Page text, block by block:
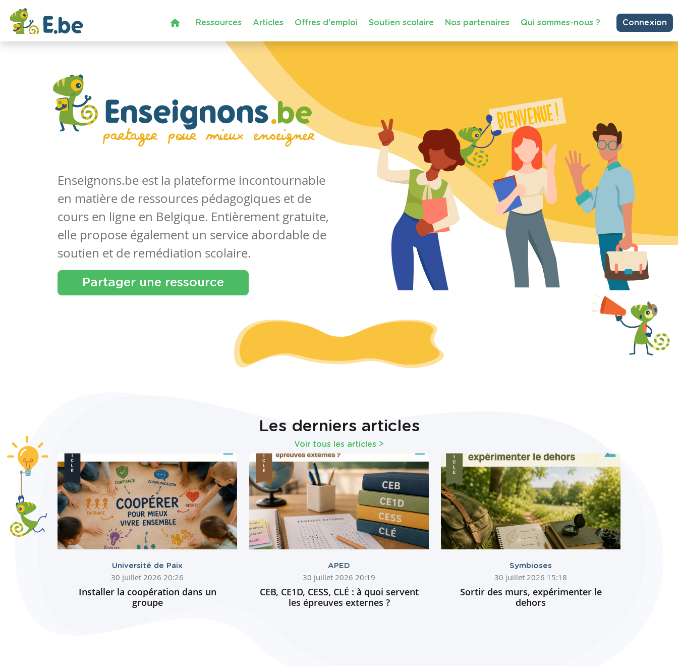
Ressources Articles Offres d'emploi Soutien scolaire Nos partenaires Qui sommes-nous ? Connexion
Enseignons.be est la plateforme incontournable
en matière de ressources pédagogiques et de
cours en ligne en Belgique. Entièrement gratuite,
elle propose également un service abordable de
soutien et de remédiation scolaire.
Partager une ressource
Les derniers articles
Voir tous les articles >
Université de Paix
30 juillet 2026 20:26
Installer la coopération dans un
groupe
APED
30 juillet 2026 20:19
CEB, CE1D, CESS, CLÉ : à quoi servent
les épreuves externes ?
Symbioses
30 juillet 2026 15:18
Sortir des murs, expérimenter le
dehors